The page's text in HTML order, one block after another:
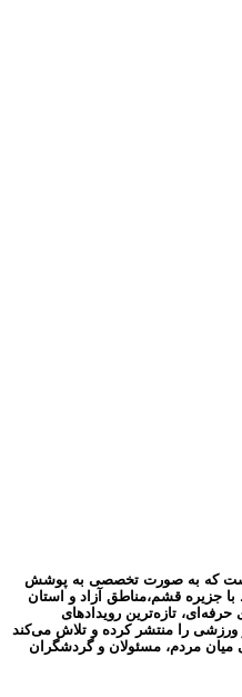
است که به صورت تخصصی به پوشش
با جزیره قشم،مناطق آزاد و استان
تازه‌ترین رویدادهای
ورزشی را منتشر کرده و تلاش می‌کند
میان مردم، مسئولان و گردشگران